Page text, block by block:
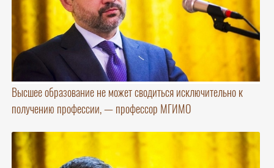
Высшее образование не может сводиться исключительно к
получению профессии, — профессор МГИМО